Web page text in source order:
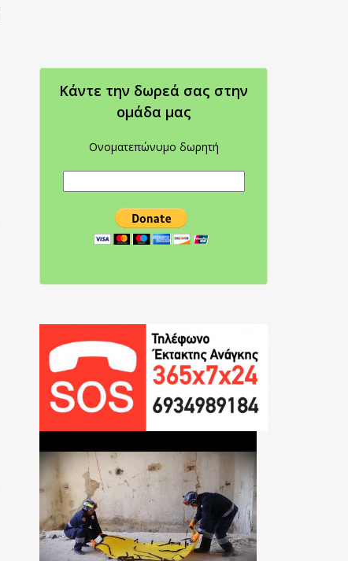
Κάντε την δωρεά σας στην
oμάδα μας
Ονοματεπώνυμο δωρητή